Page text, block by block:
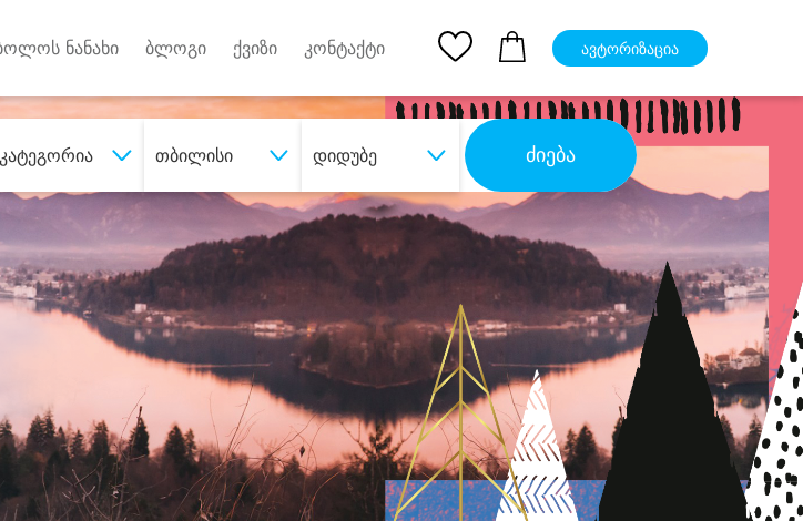
ნანახი ბლოგი ქვიზი კონტაქტი ავტორიზაცია
კატეგორია თბილისი დიდუბე ძიება
მომსახურება დიდი დანაზოგით